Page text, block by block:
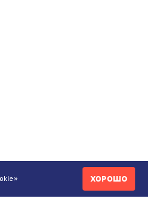
ХОРОШО